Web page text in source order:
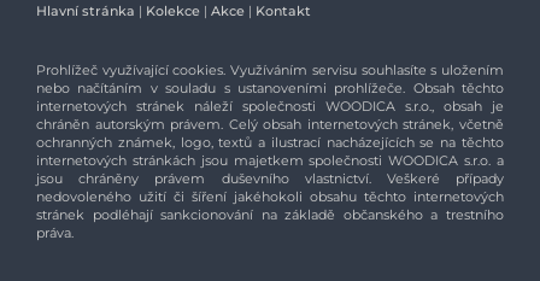
Hlavní stránka | Kolekce | Akce | Kontakt
Prohlížeč využívající cookies. Využíváním servisu souhlasíte s uložením
nebo načítáním v souladu s ustanoveními prohlížeče. Obsah těchto
internetových stránek náleží společnosti WOODICA s.r.o., obsah je
chráněn autorským právem. Celý obsah internetových stránek, včetně
ochranných známek, logo, textů a ilustrací nacházejících se na těchto
internetových stránkách jsou majetkem společnosti WOODICA s.r.o. a
jsou chráněny právem duševního vlastnictví. Veškeré případy
nedovoleného užití či šíření jakéhokoli obsahu těchto internetových
stránek podléhají sankcionování na základě občanského a trestního
práva.